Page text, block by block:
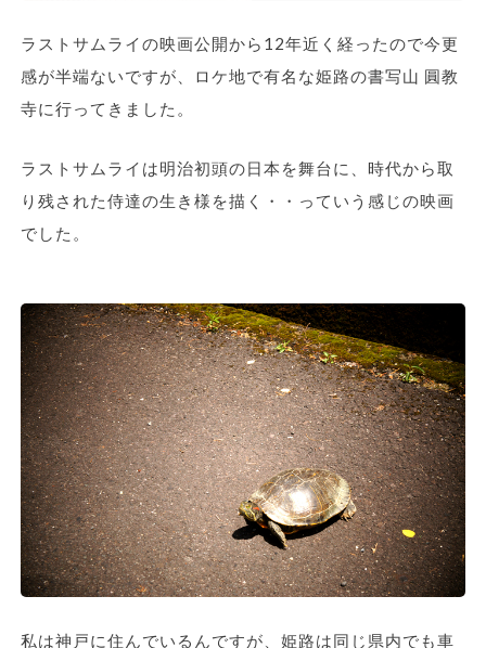
ラストサムライの映画公開から12年近く経ったので今更
感が半端ないですが、ロケ地で有名な姫路の書写山 圓教
寺に行ってきました。
ラストサムライは明治初頭の日本を舞台に、時代から取
り残された侍達の生き様を描く・・っていう感じの映画
でした。
私は神戸に住んでいるんですが、姫路は同じ県内でも車